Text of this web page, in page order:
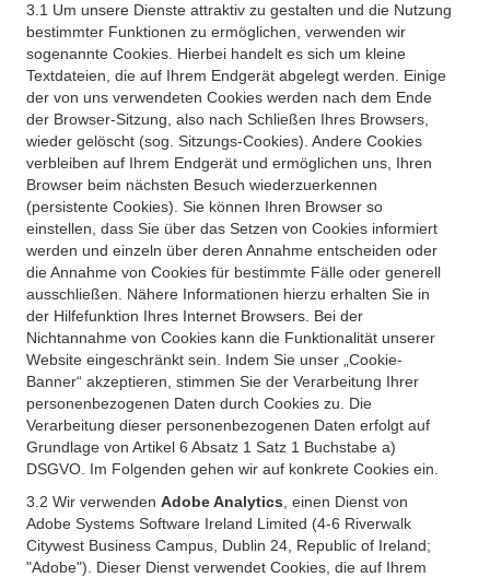
3.1 Um unsere Dienste attraktiv zu gestalten und die Nutzung
bestimmter Funktionen zu ermöglichen, verwenden wir
sogenannte Cookies. Hierbei handelt es sich um kleine
Textdateien, die auf Ihrem Endgerät abgelegt werden. Einige
der von uns verwendeten Cookies werden nach dem Ende
der Browser-Sitzung, also nach Schließen Ihres Browsers,
wieder gelöscht (sog. Sitzungs-Cookies). Andere Cookies
verbleiben auf Ihrem Endgerät und ermöglichen uns, Ihren
Browser beim nächsten Besuch wiederzuerkennen
(persistente Cookies). Sie können Ihren Browser so
einstellen, dass Sie über das Setzen von Cookies informiert
werden und einzeln über deren Annahme entscheiden oder
die Annahme von Cookies für bestimmte Fälle oder generell
ausschließen. Nähere Informationen hierzu erhalten Sie in
der Hilfefunktion Ihres Internet Browsers. Bei der
Nichtannahme von Cookies kann die Funktionalität unserer
Website eingeschränkt sein. Indem Sie unser „Cookie-
Banner“ akzeptieren, stimmen Sie der Verarbeitung Ihrer
personenbezogenen Daten durch Cookies zu. Die
Verarbeitung dieser personenbezogenen Daten erfolgt auf
Grundlage von Artikel 6 Absatz 1 Satz 1 Buchstabe a)
DSGVO. Im Folgenden gehen wir auf konkrete Cookies ein.
3.2 Wir verwenden Adobe Analytics , einen Dienst von
Adobe Systems Software Ireland Limited (4-6 Riverwalk
Citywest Business Campus, Dublin 24, Republic of Ireland;
"Adobe"). Dieser Dienst verwendet Cookies, die auf Ihrem